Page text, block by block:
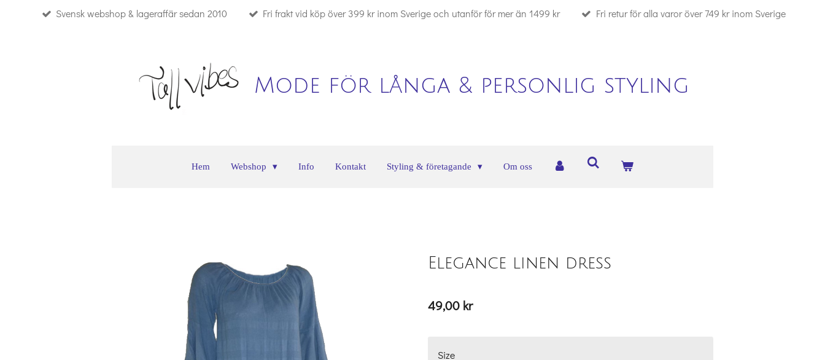
Svensk webshop & lageraffär sedan 2010 Fri frakt vid köp över 399 kr inom Sverige och utanför för mer än 1499 kr Fri retur för alla varor över 749 kr inom Sverige
Mode för långa & personlig styling
Hem Webshop Info Kontakt Styling & företagande Om oss
Elegance linen dress
49,00 kr
Size